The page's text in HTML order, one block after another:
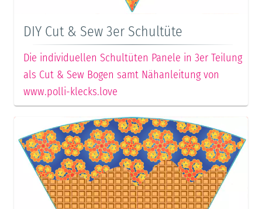
DIY Cut & Sew 3er Schultüte
Die individuellen Schultüten Panele in 3er Teilung
als Cut & Sew Bogen samt Nähanleitung von
www.polli-klecks.love